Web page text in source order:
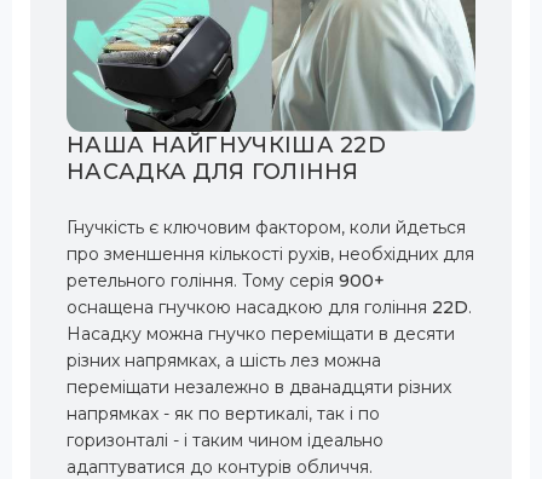
НАША НАЙГНУЧКІША 22D
НАСАДКА ДЛЯ ГОЛІННЯ
Гнучкість є ключовим фактором, коли йдеться
про зменшення кількості рухів, необхідних для
ретельного гоління. Тому серія 900+
оснащена гнучкою насадкою для гоління 22D.
Насадку можна гнучко переміщати в десяти
різних напрямках, а шість лез можна
переміщати незалежно в дванадцяти різних
напрямках - як по вертикалі, так і по
горизонталі - і таким чином ідеально
адаптуватися до контурів обличчя.